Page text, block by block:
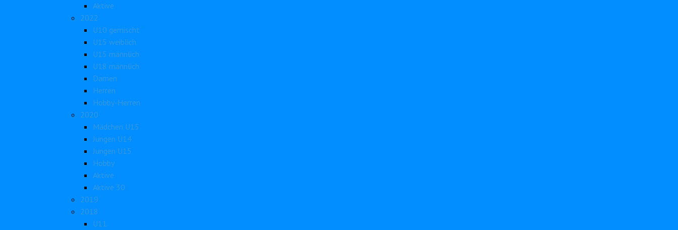
Aktive
2022
U10 gemischt
U15 weiblich
U15 männlich
U18 männlich
Damen
Herren
Hobby-Herren
2020
Mädchen U15
Jungen U14
Jungen U15
Hobby
Aktive
Aktive 30
2019
2018
U11